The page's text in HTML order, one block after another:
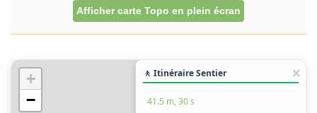
Afficher carte Topo en plein écran
+
−
🚶 Itinéraire Sentier
41.5 m, 30 s